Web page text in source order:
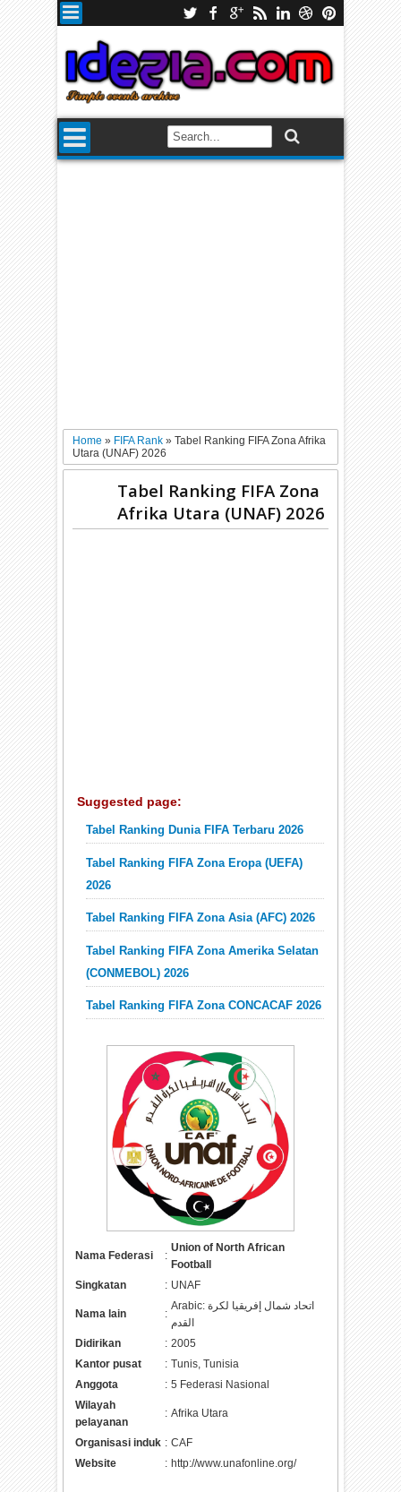
Home» FIFA Rank»Tabel Ranking FIFA Zona Afrika
Utara (UNAF) 2026
Tabel Ranking FIFA Zona
Afrika Utara (UNAF) 2026
Suggested page:
Tabel Ranking Dunia FIFA Terbaru 2026
Tabel Ranking FIFA Zona Eropa (UEFA)
2026
Tabel Ranking FIFA Zona Asia (AFC) 2026
Tabel Ranking FIFA Zona Amerika Selatan
(CONMEBOL) 2026
Tabel Ranking FIFA Zona CONCACAF 2026
Nama Federasi :
Union of North African
Football
Singkatan
: UNAF
Nama lain :
Arabic: اتحاد شمال إفريقيا لكرة
القدم
Didirikan
: 2005
Kantor pusat
: Tunis, Tunisia
Anggota
: 5 Federasi Nasional
Wilayah
pelayanan
: Afrika Utara
Organisasi induk : CAF
Website
: http://www.unafonline.org/